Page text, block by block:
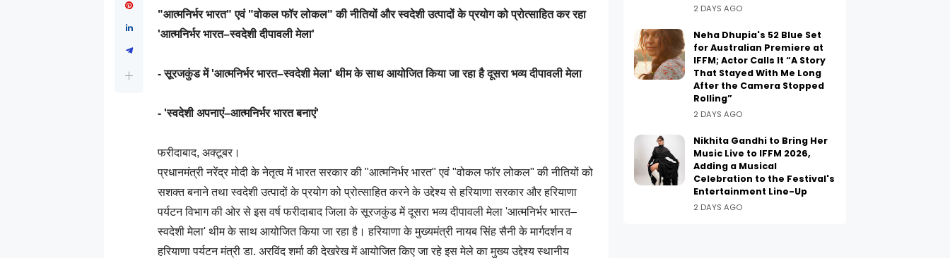
"आत्मनिर्भर भारत" एवं "वोकल फॉर लोकल" की नीतियों और स्वदेशी उत्पादों के प्रयोग को प्रोत्साहित कर रहा
'आत्मनिर्भर भारत–स्वदेशी दीपावली मेला'
- सूरजकुंड में 'आत्मनिर्भर भारत–स्वदेशी मेला' थीम के साथ आयोजित किया जा रहा है दूसरा भव्य दीपावली मेला
- 'स्वदेशी अपनाएं–आत्मनिर्भर भारत बनाएं'
फरीदाबाद, अक्टूबर।
प्रधानमंत्री नरेंद्र मोदी के नेतृत्व में भारत सरकार की "आत्मनिर्भर भारत" एवं "वोकल फॉर लोकल" की नीतियों को
सशक्त बनाने तथा स्वदेशी उत्पादों के प्रयोग को प्रोत्साहित करने के उद्देश्य से हरियाणा सरकार और हरियाणा
पर्यटन विभाग की ओर से इस वर्ष फरीदाबाद जिला के सूरजकुंड में दूसरा भव्य दीपावली मेला 'आत्मनिर्भर भारत–
स्वदेशी मेला' थीम के साथ आयोजित किया जा रहा है। हरियाणा के मुख्यमंत्री नायब सिंह सैनी के मार्गदर्शन व
हरियाणा पर्यटन मंत्री डा. अरविंद शर्मा की देखरेख में आयोजित किए जा रहे इस मेले का मुख्य उद्देश्य स्थानीय
2 DAYS AGO
Neha Dhupia's 52 Blue Set
for Australian Premiere at
IFFM; Actor Calls It “A Story
That Stayed With Me Long
After the Camera Stopped
Rolling”
2 DAYS AGO
Nikhita Gandhi to Bring Her
Music Live to IFFM 2026,
Adding a Musical
Celebration to the Festival's
Entertainment Line-Up
2 DAYS AGO